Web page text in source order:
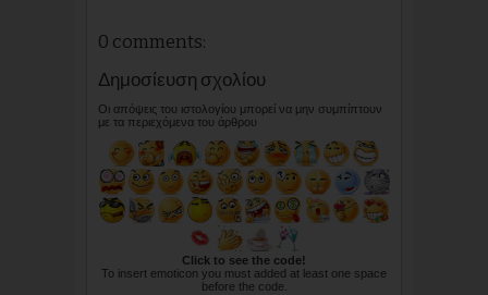
0 comments:
Δημοσίευση σχολίου
Οι απόψεις του ιστολογίου μπορεί να μην συμπίπτουν
με τα περιεχόμενα του άρθρου
Click to see the code!
To insert emoticon you must added at least one space
before the code.